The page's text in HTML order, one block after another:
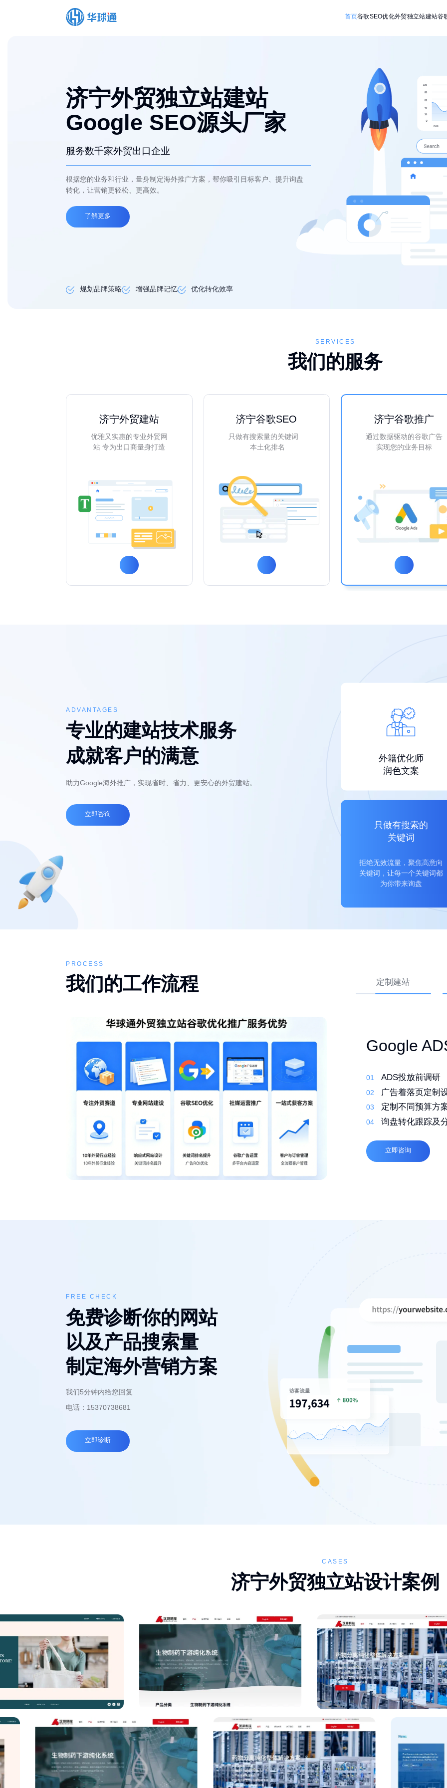
首页谷歌SEO优化外贸独立站建站谷
济宁外贸独立站建站
Google SEO源头厂家
服务数千家外贸出口企业
根据您的业务和行业，量身制定海外推广方案，帮你吸引目标客户、提升询盘
转化，让营销更轻松、更高效。
了解更多
规划品牌策略 增强品牌记忆 优化转化效率
SERVICES
我们的服务
济宁外贸建站
优雅又实惠的专业外贸网
站 专为出口商量身打造
济宁谷歌SEO
只做有搜索量的关键词
本土化排名
济宁谷歌推广
通过数据驱动的谷歌广告
实现您的业务目标
ADVANTAGES
专业的建站技术服务
成就客户的满意
助力Google海外推广，实现省时、省力、更安心的外贸建站。
立即咨询
外籍优化师
润色文案
只做有搜索的
关键词
拒绝无效流量，聚焦高意向
关键词，让每一个关键词都
为你带来询盘
PROCESS
我们的工作流程 定制建站
高转化外
01 先策划，再建站
02 定制建站系统，
03 定制化设计，打
04 自适应，多语言
立即咨询
Google
01 ADS投放前调研
02 广告着落页定制
03 定制不同预算方
04 询盘转化跟踪及
立即咨询
外贸网站
优化
01 行业调研了解产
02 筛选合适的关键
03 撰写原创文案 定
立即咨询
FREE CHECK
免费诊断你的网站
以及产品搜索量
制定海外营销方案
我们5分钟内给您回复
电话：15370738681
立即诊断
CASES
济宁外贸独立站设计案例